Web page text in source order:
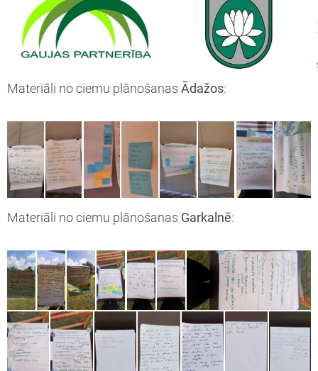
Materiāli no ciemu plānošanas Ādažos:
Materiāli no ciemu plānošanas Garkalnē: